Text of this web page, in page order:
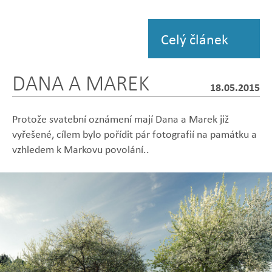
Zobrazit
Zobrazit
fotografii
Zobrazit
fotografii
Celý článek
DANA A MAREK 18.05.2015
Protože svatební oznámení mají Dana a Marek již
vyřešené, cílem bylo pořídit pár fotografií na památku a
vzhledem k Markovu povolání..